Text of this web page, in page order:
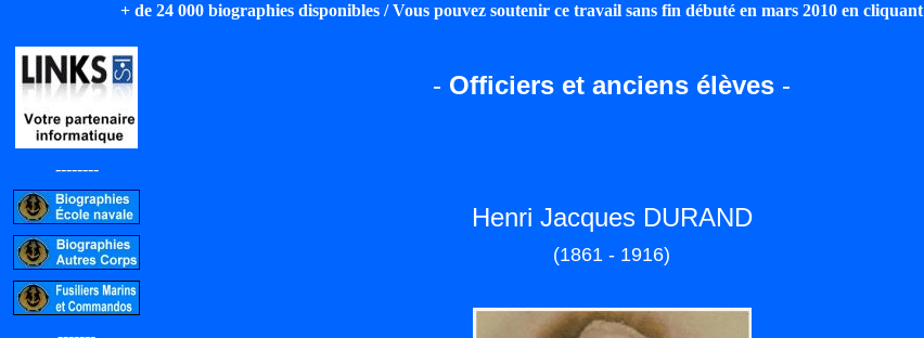
+ de 24 000 biographies disponibles / Vous pouvez soutenir ce travail sans fin débuté en mars 2010 en cliquant
--------
- Officiers et anciens élèves -
Henri Jacques DURAND
(1861 - 1916)